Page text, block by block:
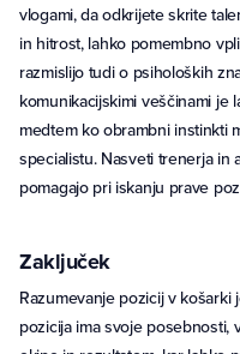
vlogami, da odkrijete skrite
in hitrost, lahko pomembno
razmislijo tudi o psiholoških
komunikacijskimi veščinami je
medtem ko obrambni instinkti
specialistu. Nasveti trenerja in
pomagajo pri iskanju prave
Zaključek
Razumevanje pozicij v
pozicija ima svoje posebnosti,